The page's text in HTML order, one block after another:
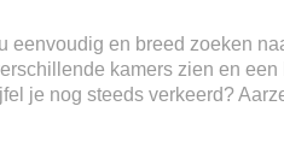
en breed zoeken
kamers zien en
je nog steeds verkeerd?